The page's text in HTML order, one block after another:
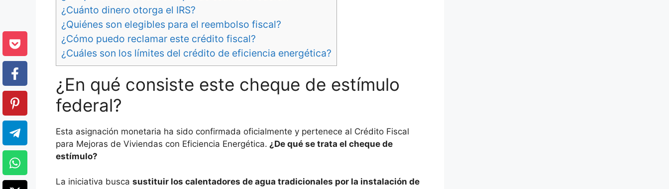
¿Cuánto dinero otorga el IRS?
¿Quiénes son elegibles para el reembolso fiscal?
¿Cómo puedo reclamar este crédito fiscal?
¿Cuáles son los límites del crédito de eficiencia energética?
¿En qué consiste este cheque de estímulo
federal?
Esta asignación monetaria ha sido confirmada oficialmente y pertenece al Crédito Fiscal
para Mejoras de Viviendas con Eficiencia Energética. ¿De qué se trata el cheque de
estímulo?
La iniciativa busca sustituir los calentadores de agua tradicionales por la instalación de